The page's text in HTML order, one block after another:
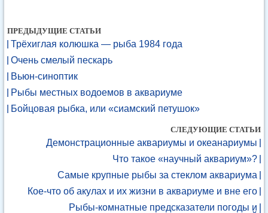
ПРЕДЫДУЩИЕ СТАТЬИ
Трёхиглая колюшка — рыба 1984 года
Очень смелый пескарь
Вьюн-синоптик
Рыбы местных водоемов в аквариуме
Бойцовая рыбка, или «сиамский петушок»
СЛЕДУЮЩИЕ СТАТЬИ
Демонстрационные аквариумы и океанариумы
Что такое «научный аквариум»?
Самые крупные рыбы за стеклом аквариума
Кое-что об акулах и их жизни в аквариуме и вне его
Рыбы-комнатные предсказатели погоды и